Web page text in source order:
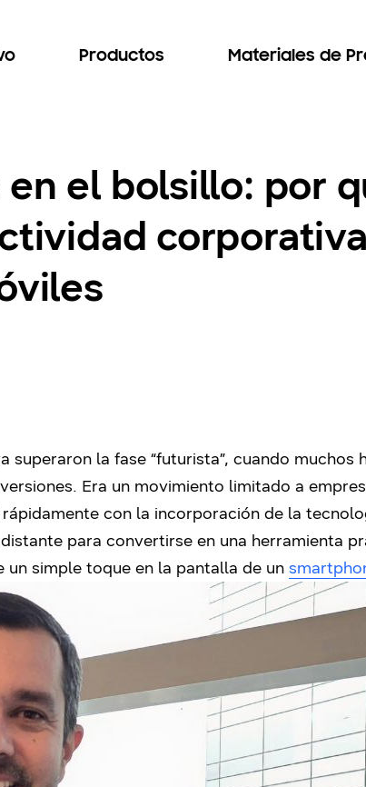
Productos Materiales de
el bolsillo: por
superaron la fase “futurista”, cuando muchos
Era un movimiento limitado a
con la incorporación de la
para convertirse en una herramienta
simple toque en la pantalla de un